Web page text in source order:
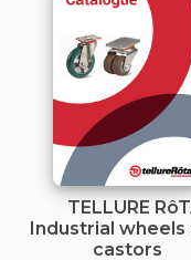
TELLURE
Industrial wheels
castors